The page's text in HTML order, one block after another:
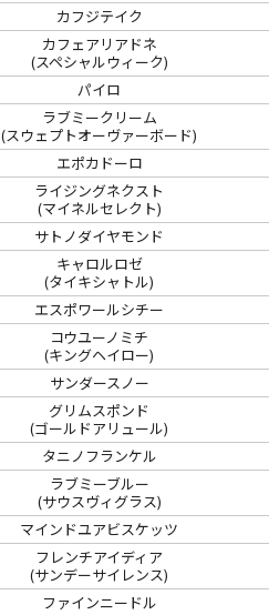
カフジテイク
カフェアリアドネ
(スペシャルウィーク)
パイロ
ラブミークリーム
(スウェプトオーヴァーボード)
エポカドーロ
ライジングネクスト
(マイネルセレクト)
サトノダイヤモンド
キャロルロゼ
(タイキシャトル)
エスポワールシチー
コウユーノミチ
(キングヘイロー)
サンダースノー
グリムスポンド
(ゴールドアリュール)
タニノフランケル
ラブミーブルー
(サウスヴィグラス)
マインドユアビスケッツ
フレンチアイディア
(サンデーサイレンス)
ファインニードル